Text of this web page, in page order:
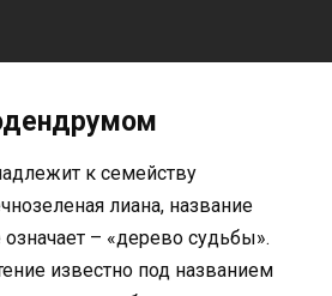
к семейству
лиана, название
– «дерево судьбы».
известно под названием